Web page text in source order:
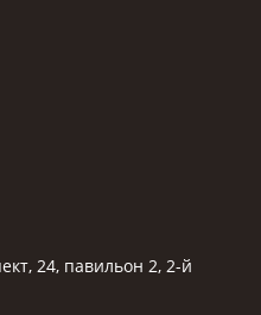
24, павильон 2, 2-й